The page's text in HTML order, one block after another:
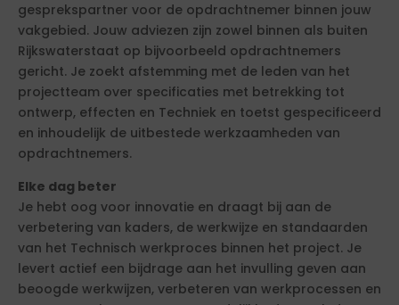
gesprekspartner voor de opdrachtnemer binnen jouw
vakgebied. Jouw adviezen zijn zowel binnen als buiten
Rijkswaterstaat op bijvoorbeeld opdrachtnemers
gericht. Je zoekt afstemming met de leden van het
projectteam over specificaties met betrekking tot
ontwerp, effecten en Techniek en toetst gespecificeerd
en inhoudelijk de uitbestede werkzaamheden van
opdrachtnemers.
Elke dag beter
Je hebt oog voor innovatie en draagt bij aan de
verbetering van kaders, de werkwijze en standaarden
van het Technisch werkproces binnen het project. Je
levert actief een bijdrage aan het invulling geven aan
beoogde werkwijzen, verbeteren van werkprocessen en